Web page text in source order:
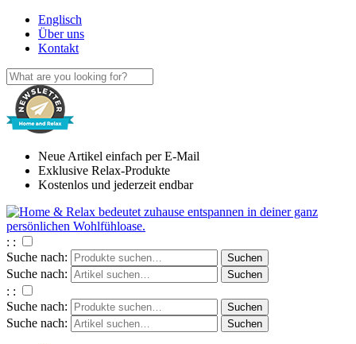
Englisch
Über uns
Kontakt
Neue Artikel einfach per E-Mail
Exklusive Relax-Produkte
Kostenlos und jederzeit endbar
: :
Suche nach:
Suche nach:
: :
Suche nach:
Suche nach: